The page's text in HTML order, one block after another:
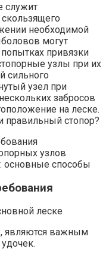
служит
необходимой
могут
привязки
узлы при их
сильного
узел при
забросов
на леске.
правильный стопор?
узлов
основные способы
являются важным